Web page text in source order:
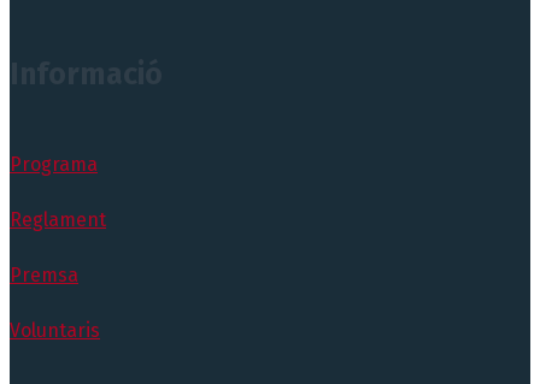
Programa
Reglament
Premsa
Voluntaris